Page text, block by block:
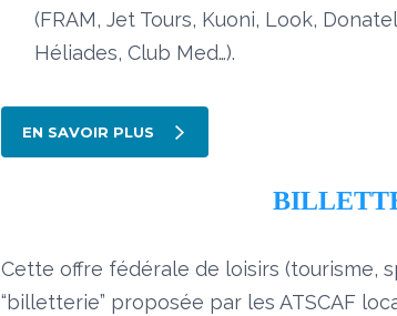
(FRAM, Jet Tours, Kuoni, Look,
Héliades, Club Med…).
EN SAVOIR PLUS
Cette offre fédérale de loisirs (tourisme,
“billetterie” proposée par les ATSCAF